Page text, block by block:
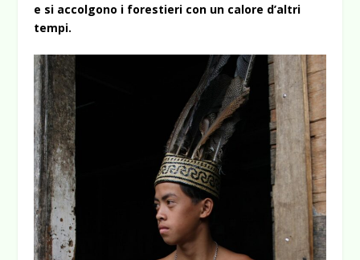
e si accolgono i forestieri con un calore d’altri
tempi.